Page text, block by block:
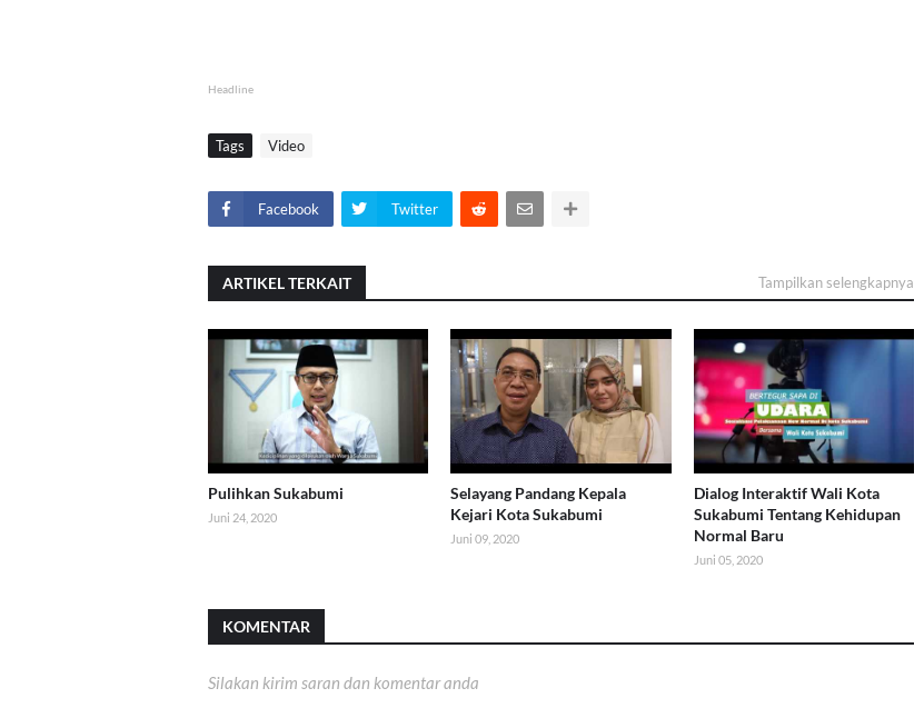
Headline
Tags Video
Facebook Twitter
ARTIKEL TERKAIT Tampilkan selengkapnya
Pulihkan Sukabumi
Juni 24, 2020
Selayang Pandang Kepala
Kejari Kota Sukabumi
Juni 09, 2020
Dialog Interaktif Wali Kota
Sukabumi Tentang Kehidupan
Normal Baru
Juni 05, 2020
KOMENTAR
Silakan kirim saran dan komentar anda